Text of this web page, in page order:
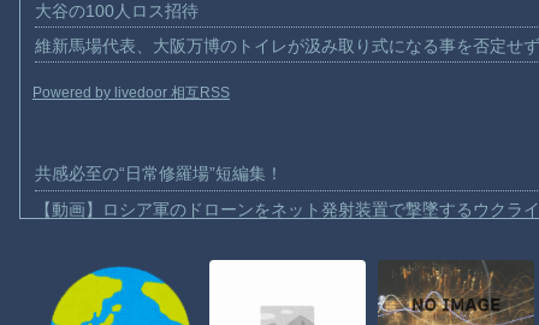
大谷の100人ロス招待
維新馬場代表、大阪万博のトイレが汲み取り式になる事を否定せ
Powered by livedoor 相互RSS
共感必至の“日常修羅場”短編集！
【動画】ロシア軍のドローンをネット発射装置で撃墜するウクラ
【動画】よく助けられたな。岐阜の川で外国人が溺れてしまう事
渡邊渚さん「私がPTSDと診断された当時、世間はまだPTSDと